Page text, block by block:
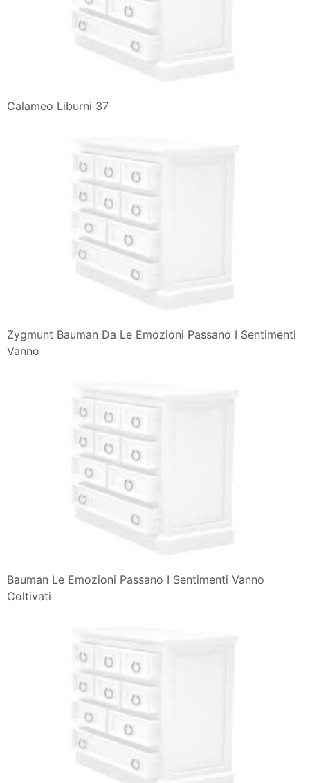
Calameo Liburni 37
Zygmunt Bauman Da Le Emozioni Passano I Sentimenti
Vanno
Bauman Le Emozioni Passano I Sentimenti Vanno
Coltivati